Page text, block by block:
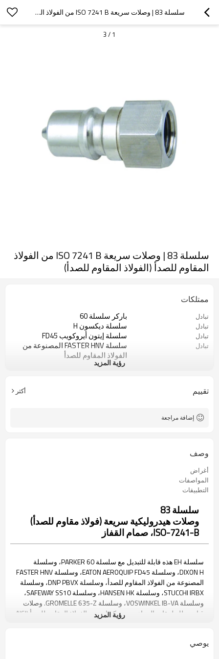
سلسلة 83 | وصلات سريعة ISO 7241 B من الفولاذ المقاوم للصدأ (الفولاذ المقاوم للصدأ)
1
/
3
سلسلة 83 | وصلات سريعة ISO 7241 B من الفولاذ
المقاوم للصدأ (الفولاذ المقاوم للصدأ)
ممتلكات
تبادل باركر سلسلة 60
تبادل سلسلة ديكسون H
تبادل سلسلة إيتون أيروكويب FD45
تبادل
سلسلة FASTER HNV المصنوعة من
الفولاذ المقاوم للصدأ
سلسلة DNP PBVX
تبادل
تبادل
رؤية المزيد
تقييم أكثر
إضافة مراجعة
وصف
أغراض
المواصفات
التطبيقات
سلسلة 83
وصلات هيدروليكية سريعة (فولاذ مقاوم للصدأ)
ISO-7241-B، صمام القفاز
سلسلة EH هذه قابلة للتبديل مع سلسلة PARKER 60، وسلسلة
DIXON H، وسلسلة EATON AEROQUIP FD45، وسلسلة FASTER HNV
المصنوعة من الفولاذ المقاوم للصدأ، وسلسلة DNP PBVX، وسلسلة
STUCCHI IRBX، وسلسلة HANSEN HK، وسلسلة SAFEWAY SS10،
وسلسلة VOSWINKEL IB-VA، وسلسلة GROMELLE 635-Z. وصلات
قياسية للتطبيقات الصناعية مع مكونات من الفولاذ المقاوم للصدأ (AISI
أنثى
رؤية المزيد
يوصي